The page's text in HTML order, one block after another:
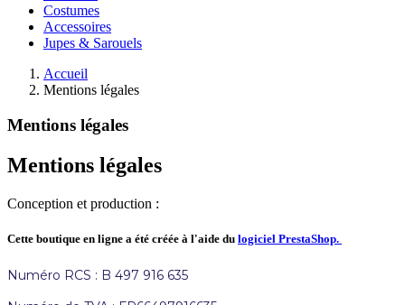
Costumes
Accessoires
Jupes & Sarouels
Accueil
Mentions légales
Mentions légales
Mentions légales
Conception et production :
Cette boutique en ligne a été créée à l'aide du logiciel PrestaShop.
Numéro RCS : B 497 916 635